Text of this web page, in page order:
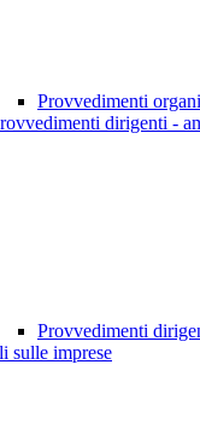
Provvedimenti
dirigenti -
Provvedimenti
sulle imprese